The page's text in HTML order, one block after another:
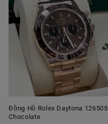
Đồng Hồ Rolex Daytona 126505
Chocolate